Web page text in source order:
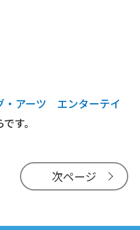
・アーツ エンターテイ
す。
次ページ